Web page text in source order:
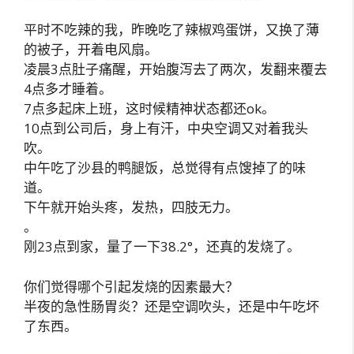
平时不吃辣的我，昨晚吃了辣椒鸡蛋饼，又换了薄
的被子，开着电风扇。
凌晨3点肚子痛醒，开始腹泻去了两次，发翻来覆去
4点多才睡着。
7点多起床上班，这时候精神状态都还ok。
10点到公司后，身上有汗，中央空调又对着我头
吹。
中午吃了沙县的鸭腿饭，总觉得有点馊掉了的味
道。
下午就开始头疼，发热，四肢无力。
。
刚23点到家，量了一下38.2°，还真的发烧了。
你们觉得哪个引起发烧的因素最大？
半夜的急性肠胃炎？还是空调吹头，还是中午吃坏
了东西。